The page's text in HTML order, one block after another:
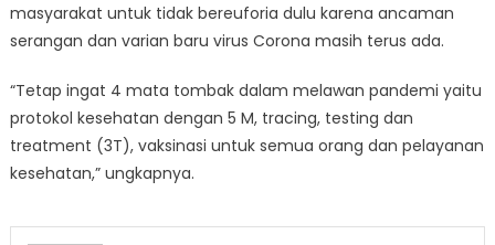
masyarakat untuk tidak bereuforia dulu karena ancaman
serangan dan varian baru virus Corona masih terus ada.
“Tetap ingat 4 mata tombak dalam melawan pandemi yaitu
protokol kesehatan dengan 5 M, tracing, testing dan
treatment (3T), vaksinasi untuk semua orang dan pelayanan
kesehatan,” ungkapnya.